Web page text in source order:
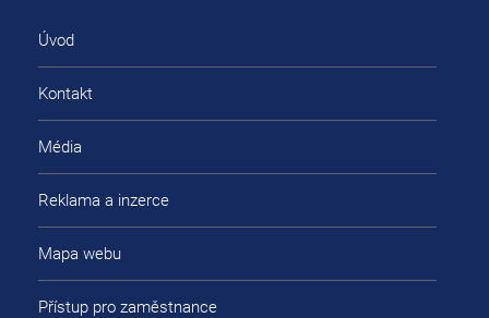
Úvod
Kontakt
Média
Reklama a inzerce
Mapa webu
Přístup pro zaměstnance